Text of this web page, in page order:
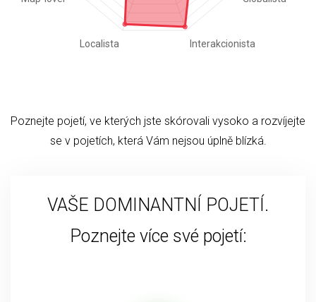
Poznejte pojetí, ve kterých jste skórovali vysoko a rozvíjejte
se v pojetích, která Vám nejsou úplně blízká.
VAŠE DOMINANTNÍ POJETÍ.
Poznejte více své pojetí: